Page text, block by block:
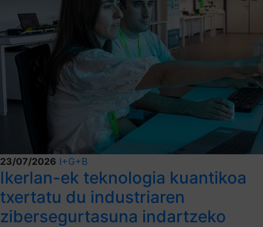
23/07/2026 I+G+B
Ikerlan-ek teknologia kuantikoa
txertatu du industriaren
zibersegurtasuna indartzeko